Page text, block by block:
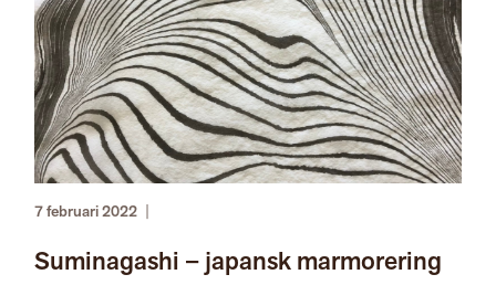
7 februari 2022
Suminagashi – japansk marmorering